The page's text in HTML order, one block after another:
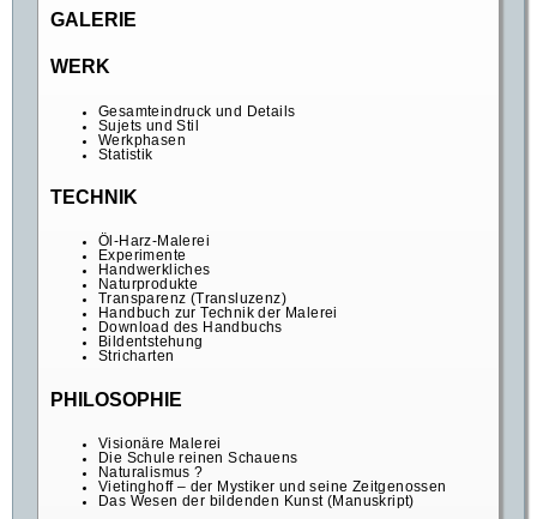
GALERIE
WERK
Gesamteindruck und Details
Sujets und Stil
Werkphasen
Statistik
TECHNIK
Öl-Harz-Malerei
Experimente
Handwerkliches
Naturprodukte
Transparenz (Transluzenz)
Handbuch zur Technik der Malerei
Download des Handbuchs
Bildentstehung
Stricharten
PHILOSOPHIE
Visionäre Malerei
Die Schule reinen Schauens
Naturalismus ?
Vietinghoff – der Mystiker und seine Zeitgenossen
Das Wesen der bildenden Kunst (Manuskript)